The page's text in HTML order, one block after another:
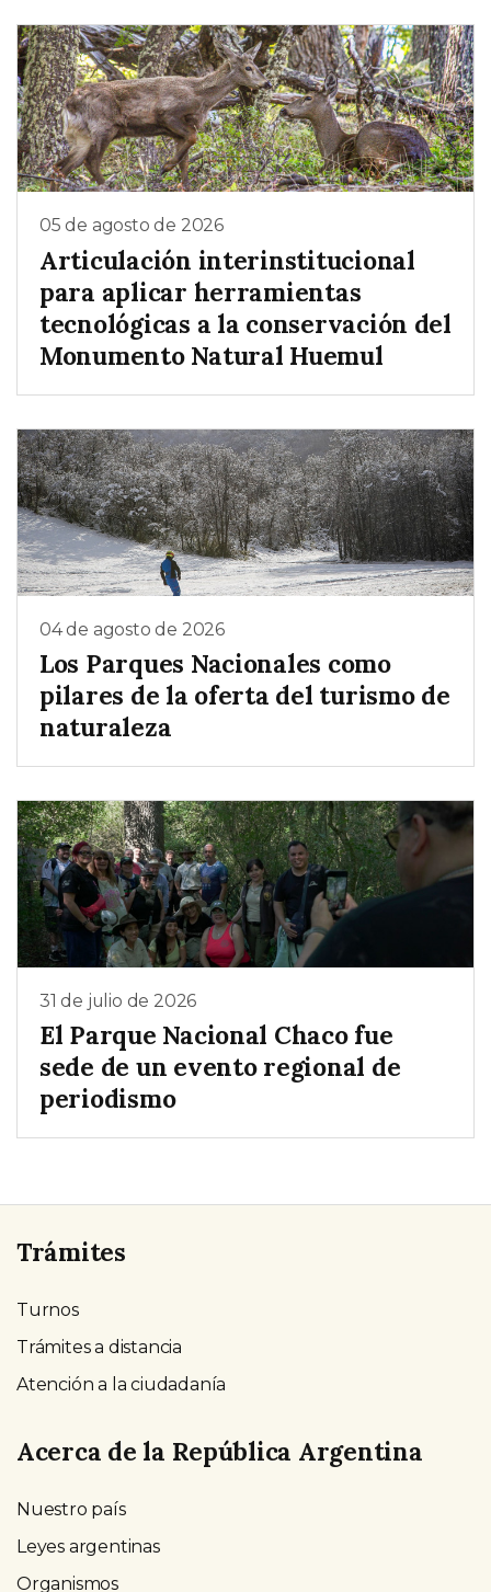
05 de agosto de 2026
Articulación interinstitucional
para aplicar herramientas
tecnológicas a la conservación del
Monumento Natural Huemul
04 de agosto de 2026
Los Parques Nacionales como
pilares de la oferta del turismo de
naturaleza
31 de julio de 2026
El Parque Nacional Chaco fue
sede de un evento regional de
periodismo
Trámites
Turnos
Trámites a distancia
Atención a la ciudadanía
Acerca de la República Argentina
Nuestro país
Leyes argentinas
Organismos